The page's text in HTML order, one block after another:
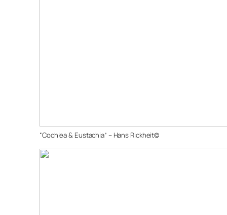
“Cochlea & Eustachia” – Hans Rickheit©